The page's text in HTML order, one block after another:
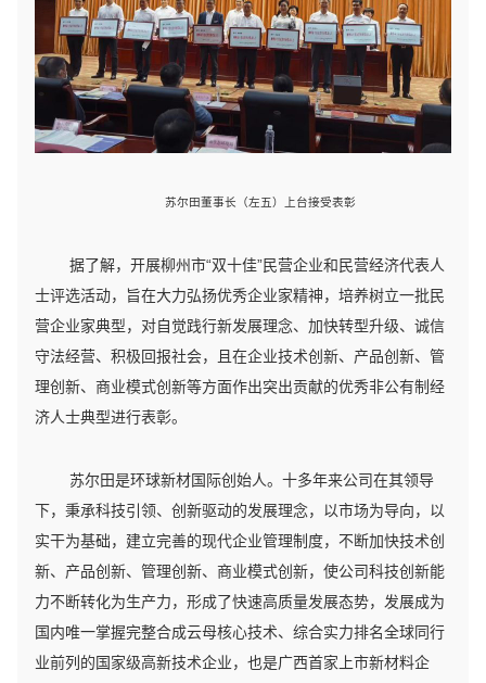
苏尔田董事长（左五）上台接受表彰
据了解，开展柳州市“双十佳”民营企业和民营经济代表人
士评选活动，旨在大力弘扬优秀企业家精神，培养树立一批民
营企业家典型，对自觉践行新发展理念、加快转型升级、诚信
守法经营、积极回报社会，且在企业技术创新、产品创新、管
理创新、商业模式创新等方面作出突出贡献的优秀非公有制经
济人士典型进行表彰。
苏尔田是环球新材国际创始人。十多年来公司在其领导
下，秉承科技引领、创新驱动的发展理念，以市场为导向，以
实干为基础，建立完善的现代企业管理制度，不断加快技术创
新、产品创新、管理创新、商业模式创新，使公司科技创新能
力不断转化为生产力，形成了快速高质量发展态势，发展成为
国内唯一掌握完整合成云母核心技术、综合实力排名全球同行
业前列的国家级高新技术企业，也是广西首家上市新材料企